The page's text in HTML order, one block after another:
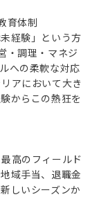
育体制
経験」という方
・調理・マネジ
への柔軟な対応
アにおいて大き
からこの熱狂を
高のフィールド
域手当、退職金
しいシーズンか